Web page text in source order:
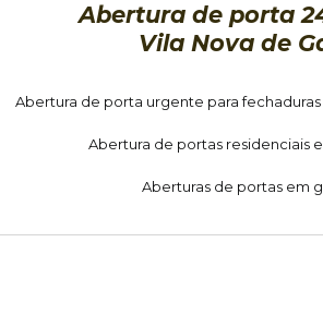
Abertura de porta
Vila Nova de
Abertura de porta urgente para fechaduras
Abertura de portas residenciais
Aberturas de portas em